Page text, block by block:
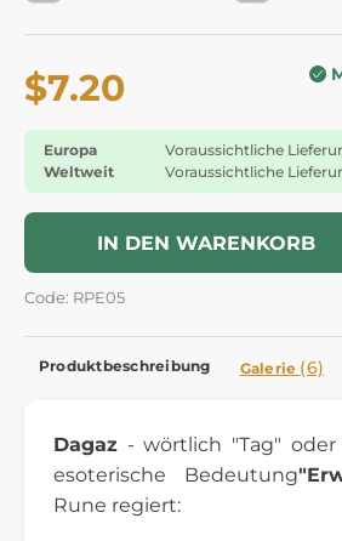
$7.20
Europa
Voraussichtliche
Weltweit
Voraussichtliche
IN DEN WARENKORB
Code: RPE05
Produktbeschreibung Galerie (6)
Dagaz - wörtlich "Tag" oder
esoterische Bedeutung
Rune regiert: